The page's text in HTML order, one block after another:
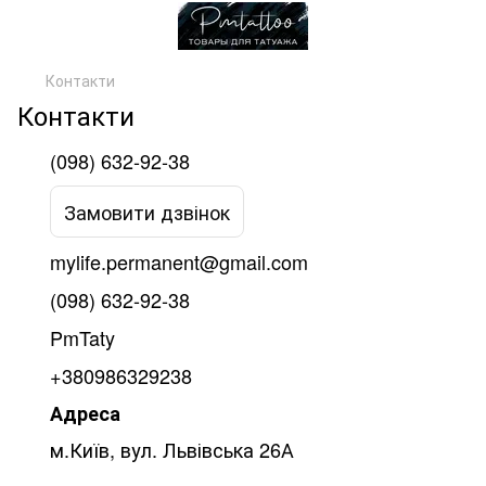
Контакти
Контакти
(098) 632-92-38
Замовити дзвінок
mylife.permanent@gmail.com
(098) 632-92-38
PmTaty
+380986329238
Адреса
м.Київ, вул. Львівська 26А